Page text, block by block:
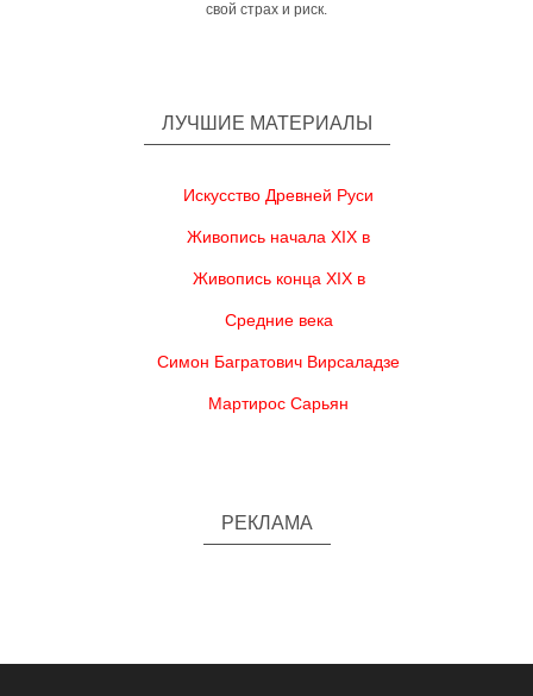
свой страх и риск.
ЛУЧШИЕ МАТЕРИАЛЫ
Искусство Древней Руси
Живопись начала XIX в
Живопись конца XIX в
Средние века
Симон Багратович Вирсаладзе
Мартирос Сарьян
РЕКЛАМА